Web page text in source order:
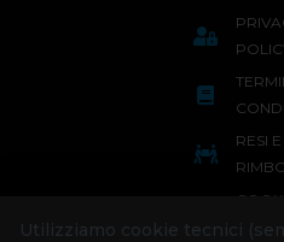
RESI E
Utilizziamo cookie tecnici